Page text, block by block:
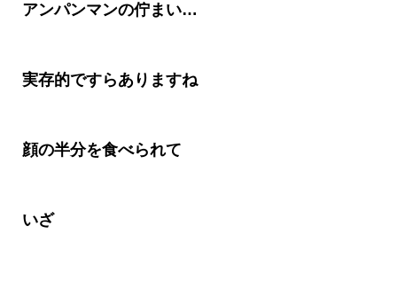
アンパンマンの佇まい…
実存的ですらありますね
顔の半分を食べられて
いざ